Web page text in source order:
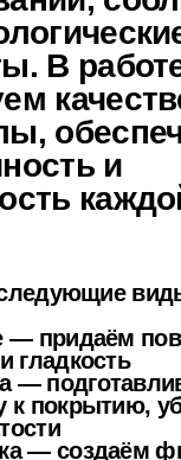
виды обработки:
поверхности
убираем
фигурные
под соединения
и ультрафиолета
вручную, чтобы
качество.
с крупными партиями
и
каждой